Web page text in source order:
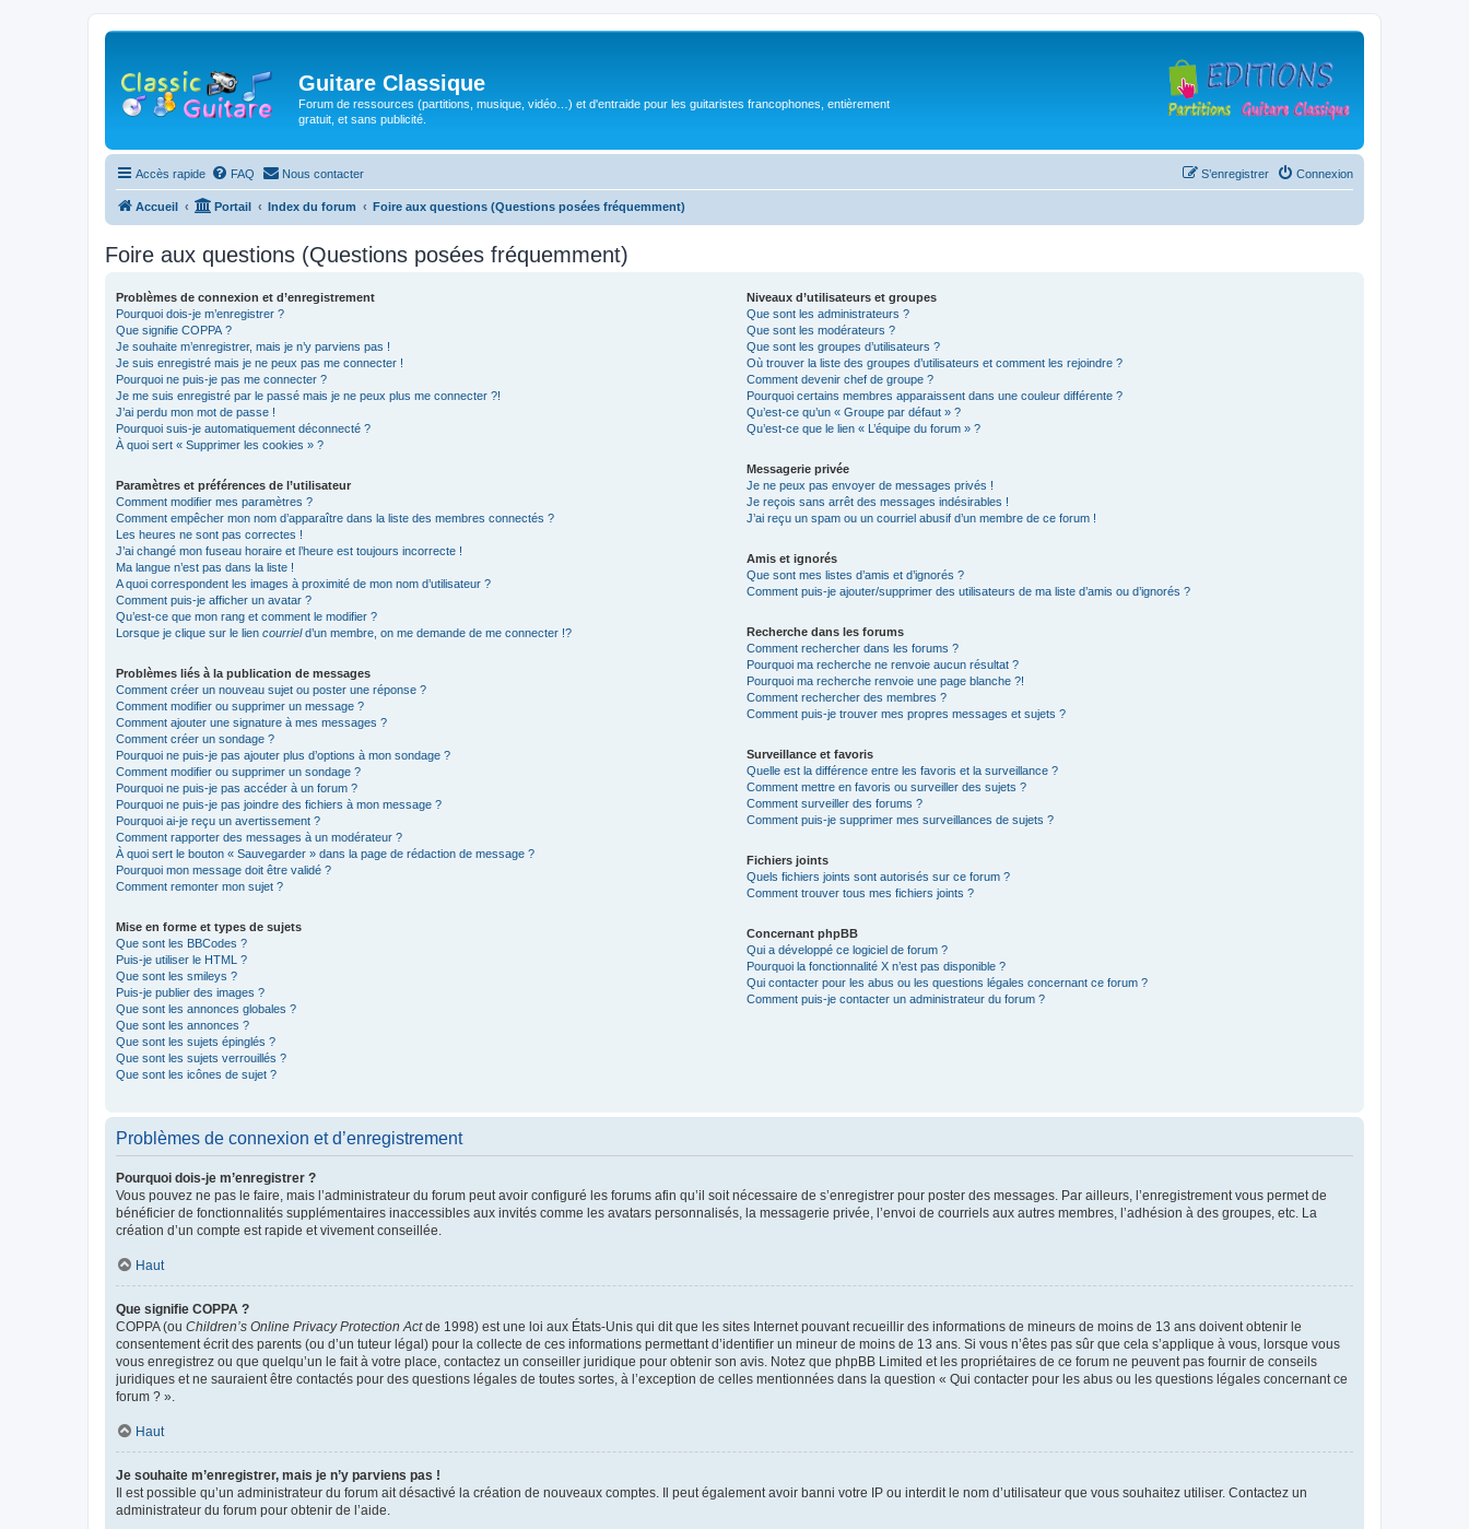
Guitare Classique
Forum de ressources (partitions, musique, vidéo…) et d'entraide pour les guitaristes francophones, entièrement
gratuit, et sans publicité.
Accès rapide FAQ Nous contacter Connexion
S’enregistrer
Accueil Portail Index du forum Foire aux questions (Questions posées fréquemment)
Foire aux questions (Questions posées fréquemment)
Problèmes de connexion et d’enregistrement
Pourquoi dois-je m’enregistrer ?
Que signifie COPPA ?
Je souhaite m’enregistrer, mais je n’y parviens pas !
Je suis enregistré mais je ne peux pas me connecter !
Pourquoi ne puis-je pas me connecter ?
Je me suis enregistré par le passé mais je ne peux plus me connecter ?!
J’ai perdu mon mot de passe !
Pourquoi suis-je automatiquement déconnecté ?
À quoi sert « Supprimer les cookies » ?
Paramètres et préférences de l’utilisateur
Comment modifier mes paramètres ?
Comment empêcher mon nom d’apparaître dans la liste des membres connectés ?
Les heures ne sont pas correctes !
J’ai changé mon fuseau horaire et l’heure est toujours incorrecte !
Ma langue n’est pas dans la liste !
A quoi correspondent les images à proximité de mon nom d’utilisateur ?
Comment puis-je afficher un avatar ?
Qu’est-ce que mon rang et comment le modifier ?
Lorsque je clique sur le lien courrield’un membre, on me demande de me connecter !?
Problèmes liés à la publication de messages
Comment créer un nouveau sujet ou poster une réponse ?
Comment modifier ou supprimer un message ?
Comment ajouter une signature à mes messages ?
Comment créer un sondage ?
Pourquoi ne puis-je pas ajouter plus d’options à mon sondage ?
Comment modifier ou supprimer un sondage ?
Pourquoi ne puis-je pas accéder à un forum ?
Pourquoi ne puis-je pas joindre des fichiers à mon message ?
Pourquoi ai-je reçu un avertissement ?
Comment rapporter des messages à un modérateur ?
À quoi sert le bouton « Sauvegarder » dans la page de rédaction de message ?
Pourquoi mon message doit être validé ?
Comment remonter mon sujet ?
Mise en forme et types de sujets
Que sont les BBCodes ?
Puis-je utiliser le HTML ?
Que sont les smileys ?
Puis-je publier des images ?
Que sont les annonces globales ?
Que sont les annonces ?
Que sont les sujets épinglés ?
Que sont les sujets verrouillés ?
Que sont les icônes de sujet ?
Niveaux d’utilisateurs et groupes
Que sont les administrateurs ?
Que sont les modérateurs ?
Que sont les groupes d’utilisateurs ?
Où trouver la liste des groupes d’utilisateurs et comment les rejoindre ?
Comment devenir chef de groupe ?
Pourquoi certains membres apparaissent dans une couleur différente ?
Qu’est-ce qu’un « Groupe par défaut » ?
Qu’est-ce que le lien « L’équipe du forum » ?
Messagerie privée
Je ne peux pas envoyer de messages privés !
Je reçois sans arrêt des messages indésirables !
J’ai reçu un spam ou un courriel abusif d’un membre de ce forum !
Amis et ignorés
Que sont mes listes d’amis et d’ignorés ?
Comment puis-je ajouter/supprimer des utilisateurs de ma liste d’amis ou d’ignorés ?
Recherche dans les forums
Comment rechercher dans les forums ?
Pourquoi ma recherche ne renvoie aucun résultat ?
Pourquoi ma recherche renvoie une page blanche ?!
Comment rechercher des membres ?
Comment puis-je trouver mes propres messages et sujets ?
Surveillance et favoris
Quelle est la différence entre les favoris et la surveillance ?
Comment mettre en favoris ou surveiller des sujets ?
Comment surveiller des forums ?
Comment puis-je supprimer mes surveillances de sujets ?
Fichiers joints
Quels fichiers joints sont autorisés sur ce forum ?
Comment trouver tous mes fichiers joints ?
Concernant phpBB
Qui a développé ce logiciel de forum ?
Pourquoi la fonctionnalité X n’est pas disponible ?
Qui contacter pour les abus ou les questions légales concernant ce forum ?
Comment puis-je contacter un administrateur du forum ?
Problèmes de connexion et d’enregistrement
Pourquoi dois-je m’enregistrer ?
Vous pouvez ne pas le faire, mais l’administrateur du forum peut avoir configuré les forums afin qu’il soit nécessaire de s’enregistrer pour poster des messages. Par ailleurs, l’enregistrement vous permet de
bénéficier de fonctionnalités supplémentaires inaccessibles aux invités comme les avatars personnalisés, la messagerie privée, l’envoi de courriels aux autres membres, l’adhésion à des groupes, etc. La
création d’un compte est rapide et vivement conseillée.
Haut
Que signifie COPPA ?
COPPA (ou Children’s Online Privacy Protection Actde 1998) est une loi aux États-Unis qui dit que les sites Internet pouvant recueillir des informations de mineurs de moins de 13 ans doivent obtenir le
consentement écrit des parents (ou d’un tuteur légal) pour la collecte de ces informations permettant d’identifier un mineur de moins de 13 ans. Si vous n’êtes pas sûr que cela s’applique à vous, lorsque vous
vous enregistrez ou que quelqu’un le fait à votre place, contactez un conseiller juridique pour obtenir son avis. Notez que phpBB Limited et les propriétaires de ce forum ne peuvent pas fournir de conseils
juridiques et ne sauraient être contactés pour des questions légales de toutes sortes, à l’exception de celles mentionnées dans la question « Qui contacter pour les abus ou les questions légales concernant ce
forum ? ».
Haut
Je souhaite m’enregistrer, mais je n’y parviens pas !
Il est possible qu’un administrateur du forum ait désactivé la création de nouveaux comptes. Il peut également avoir banni votre IP ou interdit le nom d’utilisateur que vous souhaitez utiliser. Contactez un
administrateur du forum pour obtenir de l’aide.